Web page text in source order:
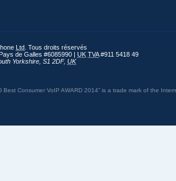
Ltd . Tous droits réservés
de Galles #6085990 | UK TVA#911 5418 49
Yorkshire S1 2DF, UK
Best Consumer VoIP AWARD 2014” is a trade mark of the